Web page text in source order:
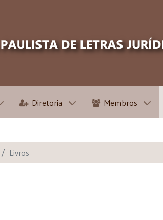
Diretoria Membros
Livros